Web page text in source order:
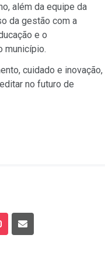
além da equipe da
da gestão com a
e o
município.
cuidado e inovação,
no futuro de
Mídias
Enviar para um amigo